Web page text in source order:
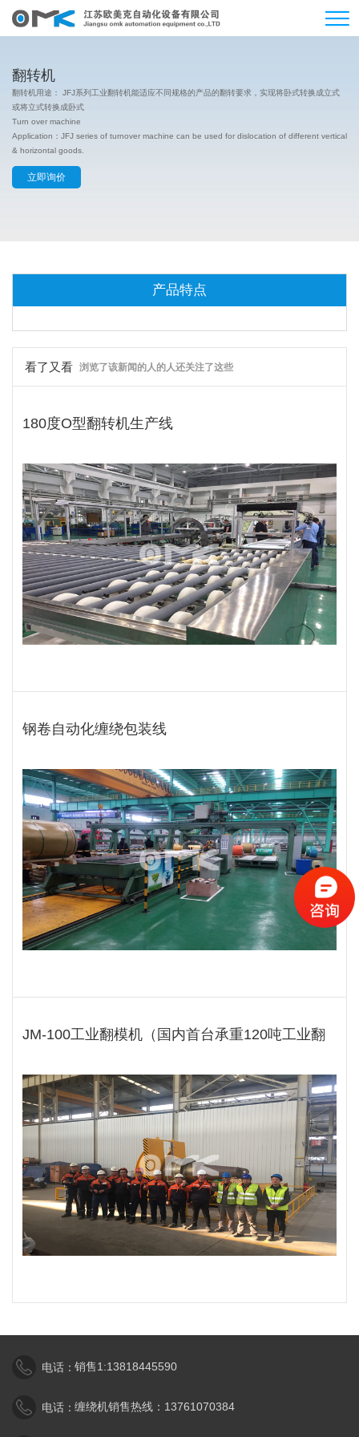
翻转机
翻转机用途： JFJ系列工业翻转机能适应不同规格的产品的翻转要求，实现将卧式转换成立式
或将立式转换成卧式
Turn over machine
Application：JFJ series of turnover machine can be used for dislocation of different vertical
& horizontal goods.
立即询价
产品特点
看了又看 浏览了该新闻的人的人还关注了这些
180度O型翻转机生产线
钢卷自动化缠绕包装线
JM-100工业翻模机（国内首台承重120吨工业翻
电话：销售1:13818445590
电话：缠绕机销售热线：13761070384